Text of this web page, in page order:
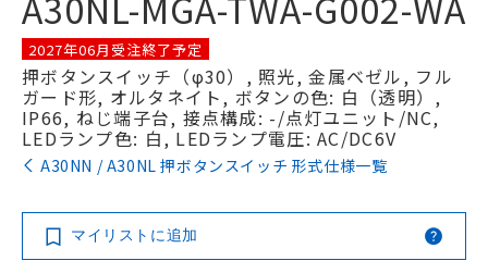
2027年06月受注終了予定
押ボタンスイッチ（φ30）, 照光, 金属ベゼル, フル
ガード形, オルタネイト, ボタンの色: 白（透明）,
IP66, ねじ端子台, 接点構成: -/点灯ユニット/NC,
LEDランプ色: 白, LEDランプ電圧: AC/DC6V
A30NN / A30NL 押ボタンスイッチ 形式仕様一覧
マイリストに追加